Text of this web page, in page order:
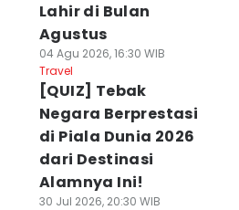
Lahir di Bulan
Agustus
04 Agu 2026, 16:30 WIB
Travel
[QUIZ] Tebak
Negara Berprestasi
di Piala Dunia 2026
dari Destinasi
Alamnya Ini!
30 Jul 2026, 20:30 WIB